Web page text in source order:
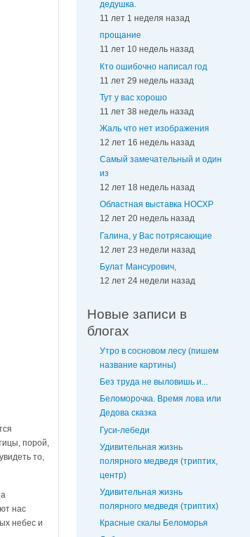
порой,
то,
нас
небес и
дедушка.
11 лет 1 неделя назад
прощание
11 лет 10 недель назад
Кто ошибочно написал год
11 лет 29 недель назад
Тут у вас хорошо
11 лет 38 недель назад
Жаль что нет изображения
12 лет 16 недель назад
Самый замечательный и один
из
12 лет 18 недель назад
Областная выставка НОСХР
12 лет 20 недель назад
Галина, у Вас потрясающие
12 лет 23 недели назад
Булат Мансурович,
12 лет 24 недели назад
Новые записи в
блогах
Утро в сосновом лесу (пишем
название картины)
Без труда не выловишь и...
Беломорочка. Время лова или
Дедова сказка
Гуси-лебеди
Удивительная жизнь
полярного медведя (триптих,
центр)
Удивительная жизнь
полярного медведя (триптих)
Красные скалы Беломорья